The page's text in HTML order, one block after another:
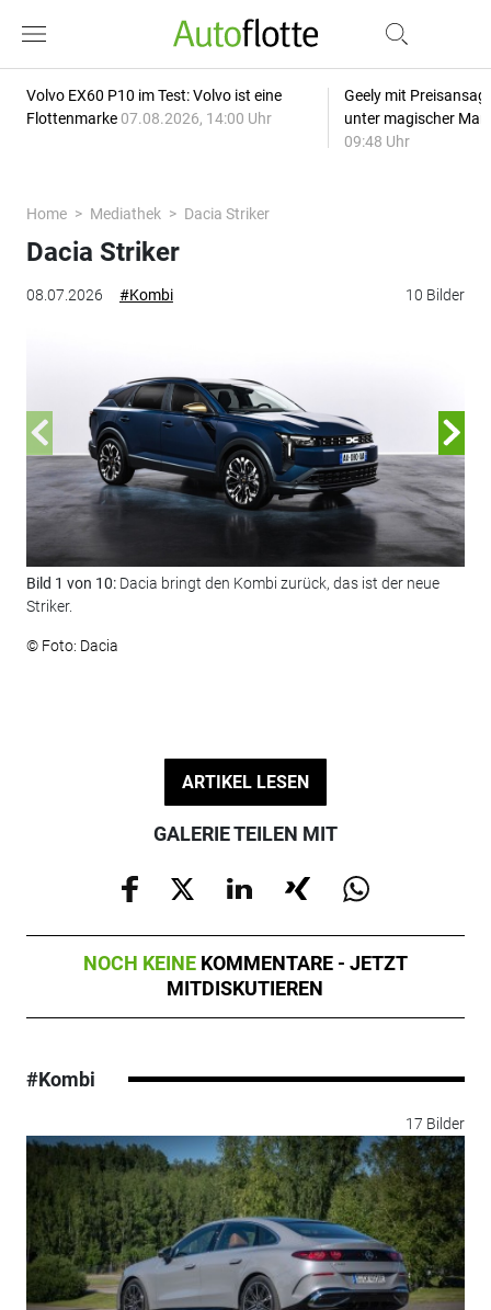
Volvo EX60 P10 im Test: Volvo ist eine
Flottenmarke 07.08.2026, 14:00 Uhr
Geely mit
unter magischer
09:48 Uhr
Home Mediathek Dacia Striker
08.07.2026 #Kombi 10 Bilder
Dacia Striker
Bild 1 von 10: Dacia bringt den Kombi zurück, das ist der neue
Striker.
© Foto: Dacia
ARTIKEL LESEN
GALERIE TEILEN MIT
NOCH KEINE KOMMENTARE - JETZT
MITDISKUTIEREN
#Kombi
17 Bilder